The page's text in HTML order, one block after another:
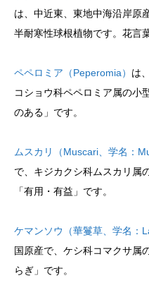
は、中近東、東地中海沿岸原
半耐寒性球根植物です。花言
ペペロミア（Peperomia） は
コショウ科ペペロミア属の小
のある」です。
ムスカリ（Muscari、学名：
で、キジカクシ科ムスカリ属
「有用・有益」です。
ケマンソウ（華鬘草、学名：
国原産で、ケシ科コマクサ属
らぎ」です。